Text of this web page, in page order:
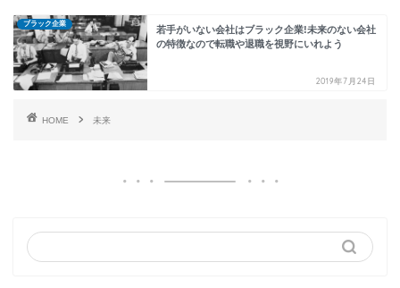
ブラック企業
若手がいない会社はブラック企業!未来のない会社
の特徴なので転職や退職を視野にいれよう
2019年7月24日
HOME 未来